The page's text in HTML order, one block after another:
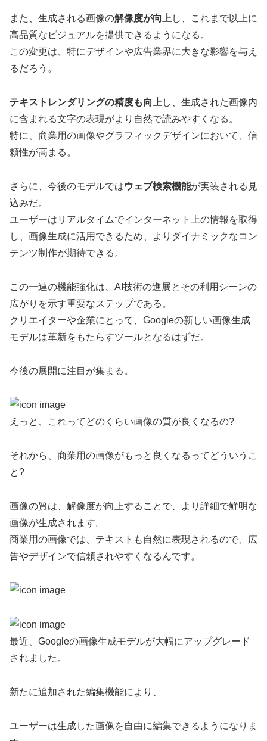
また、生成される画像の解像度が向上し、これまで以上に
高品質なビジュアルを提供できるようになる。
この変更は、特にデザインや広告業界に大きな影響を与え
るだろう。
テキストレンダリングの精度も向上 し、生成された画像内
に含まれる文字の表現がより自然で読みやすくなる。
特に、商業用の画像やグラフィックデザインにおいて、信
頼性が高まる。
さらに、今後のモデルではウェブ検索機能が実装される見
込みだ。
ユーザーはリアルタイムでインターネット上の情報を取得
し、画像生成に活用できるため、よりダイナミックなコン
テンツ制作が期待できる。
この一連の機能強化は、AI技術の進展とその利用シーンの
広がりを示す重要なステップである。
クリエイターや企業にとって、Googleの新しい画像生成
モデルは革新をもたらすツールとなるはずだ。
今後の展開に注目が集まる。
えっと、これってどのくらい画像の質が良くなるの?
それから、商業用の画像がもっと良くなるってどういうこ
と?
画像の質は、解像度が向上することで、より詳細で鮮明な
画像が生成されます。
商業用の画像では、テキストも自然に表現されるので、広
告やデザインで信頼されやすくなるんです。
最近、Googleの画像生成モデルが大幅にアップグレード
されました。
新たに追加された編集機能により、
ユーザーは生成した画像を自由に編集できるようになりま